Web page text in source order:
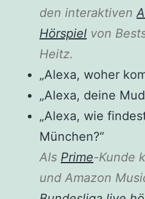
den interaktiven
Hörspiel von
Heitz.
„Alexa, woher
„Alexa, deine
„Alexa, wie
München?“
Als Prime-Kunde
und Amazon